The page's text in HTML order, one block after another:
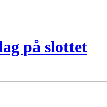
på slottet